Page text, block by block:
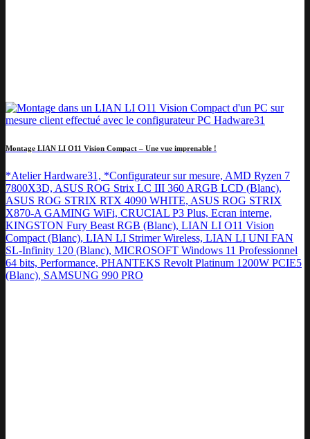
Montage LIAN LI O11 Vision Compact – Une vue imprenable !
*Atelier Hardware31, *Configurateur sur mesure, AMD Ryzen 7
7800X3D, ASUS ROG Strix LC III 360 ARGB LCD (Blanc),
ASUS ROG STRIX RTX 4090 WHITE, ASUS ROG STRIX
X870-A GAMING WiFi, CRUCIAL P3 Plus, Ecran interne,
KINGSTON Fury Beast RGB (Blanc), LIAN LI O11 Vision
Compact (Blanc), LIAN LI Strimer Wireless, LIAN LI UNI FAN
SL-Infinity 120 (Blanc), MICROSOFT Windows 11 Professionnel
64 bits, Performance, PHANTEKS Revolt Platinum 1200W PCIE5
(Blanc), SAMSUNG 990 PRO